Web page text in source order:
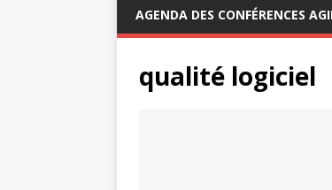
AGENDA DES CONFÉRENCES
qualité logiciel